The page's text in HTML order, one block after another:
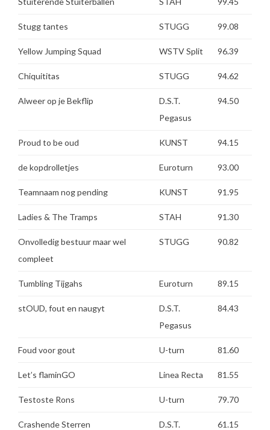
Stugg tantes STUGG 99.08
Yellow Jumping Squad WSTV Split 96.39
Chiquititas STUGG 94.62
Alweer op je Bekflip
D.S.T.
Pegasus
94.50
Proud to be oud KUNST 94.15
de kopdrolletjes Euroturn 93.00
Teamnaam nog pending KUNST 91.95
Ladies & The Tramps STAH 91.30
Onvolledig bestuur maar wel
compleet
STUGG 90.82
Tumbling Tijgahs Euroturn 89.15
stOUD, fout en naugyt
D.S.T.
Pegasus
84.43
Foud voor gout U-turn 81.60
Let’s flaminGO Linea Recta 81.55
Testoste Rons U-turn 79.70
Crashende Sterren
D.S.T.
61.15